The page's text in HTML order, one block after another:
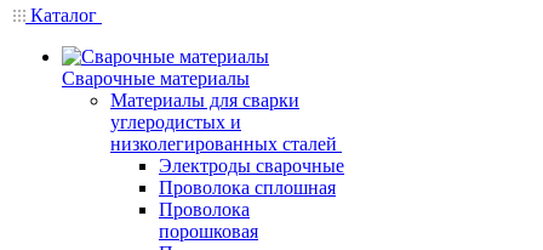
Каталог
Сварочные материалы
Материалы для сварки
углеродистых и
низколегированных сталей
Электроды сварочные
Проволока сплошная
Проволока
порошковая